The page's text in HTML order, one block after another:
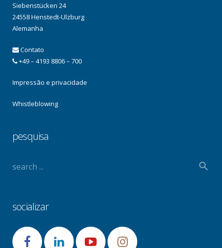
Siebenstücken 24
24558 Henstedt-Ulzburg
Alemanha
Contato
+49 – 4193 8806 – 700
Impressão e privacidade
Whistleblowing
pesquisa
socializar